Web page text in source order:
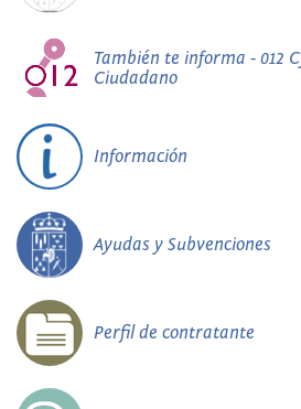
También te informa - 012
Ciudadano
Información
Ayudas y Subvenciones
Perfil de contratante